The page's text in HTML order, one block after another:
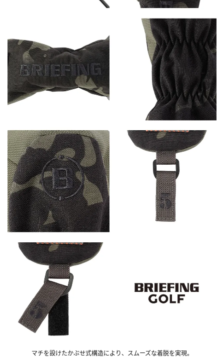
マチを設けたかぶせ式構造により、スムーズな着脱を実現。